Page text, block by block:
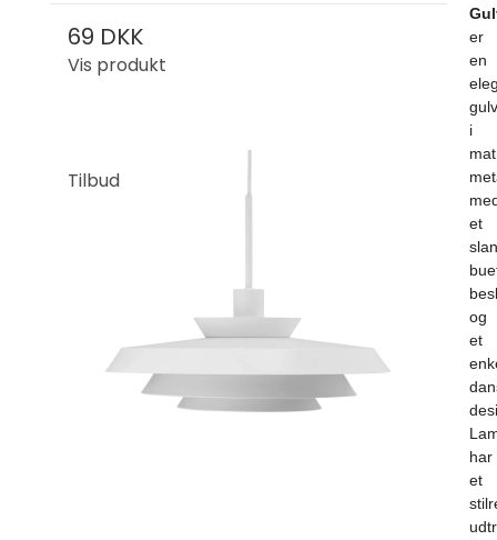
69 DKK
Vis produkt
Tilbud
er
en
i
mat
et
og
et
har
et